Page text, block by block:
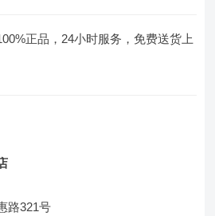
正品，24小时服务，免费送货上
路321号